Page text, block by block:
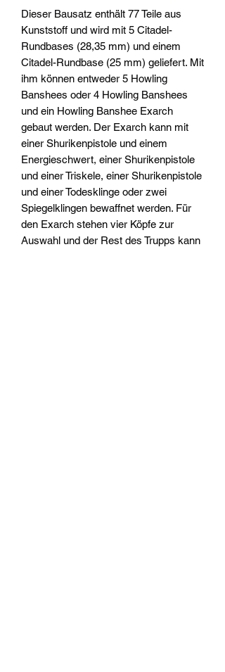
Dieser Bausatz enthält 77 Teile aus
Kunststoff und wird mit 5 Citadel-
Rundbases (28,35 mm) und einem
Citadel-Rundbase (25 mm) geliefert. Mit
ihm können entweder 5 Howling
Banshees oder 4 Howling Banshees
und ein Howling Banshee Exarch
gebaut werden. Der Exarch kann mit
einer Shurikenpistole und einem
Energieschwert, einer Shurikenpistole
und einer Triskele, einer Shurikenpistole
und einer Todesklinge oder zwei
Spiegelklingen bewaffnet werden. Für
den Exarch stehen vier Köpfe zur
Auswahl und der Rest des Trupps kann